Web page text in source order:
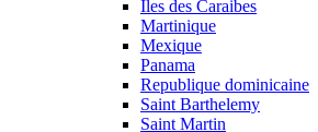
Iles des Caraibes
Martinique
Mexique
Panama
Republique dominicaine
Saint Barthelemy
Saint Martin